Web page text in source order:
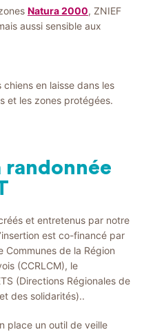
Natura 2000, ZNIEF
aussi sensible aux
en laisse dans les
et les zones protégées.
randonnée
et entretenus par notre
est co-financé par
Communes de la Région
(CCRLCM), le
(Directions Régionales de
des solidarités)..
place un outil de veille